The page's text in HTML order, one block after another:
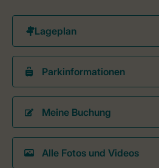
Parkinformationen
Meine Buchung
Alle Fotos und Videos